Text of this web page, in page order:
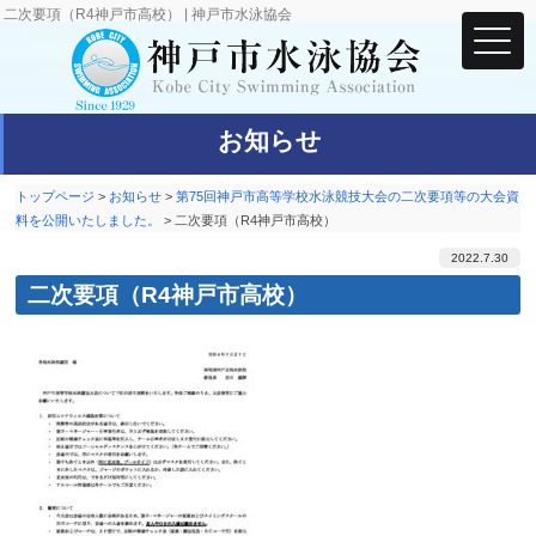
二次要項（R4神戸市高校） | 神戸市水泳協会
お知らせ
トップページ > お知らせ >第75回神戸市高等学校水泳競技大会の二次要項等の大会資
料を公開いたしました。
> 二次要項（R4神戸市高校）
2022.7.30
二次要項（R4神戸市高校）